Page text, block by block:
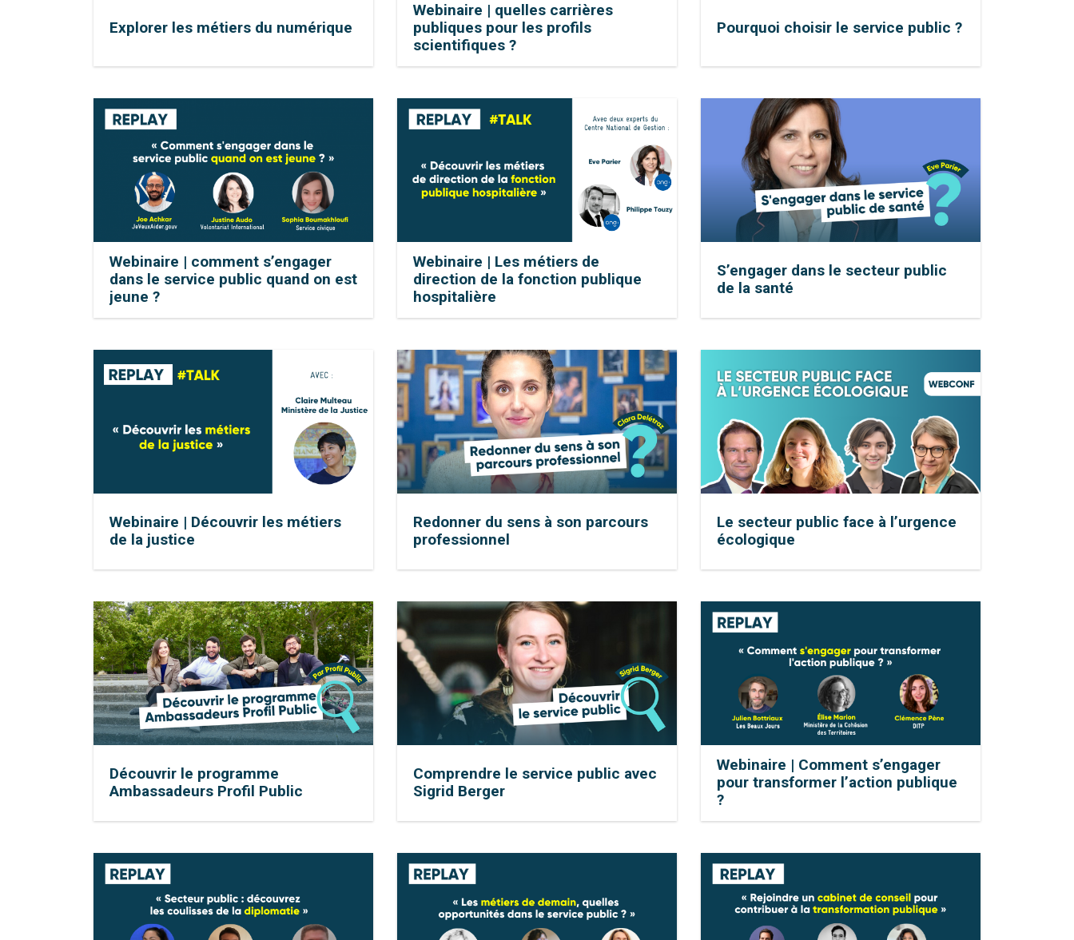
Explorer les métiers du numérique
Webinaire | quelles carrières
publiques pour les profils
scientifiques ?
Pourquoi choisir le service public ?
Webinaire | comment s’engager
dans le service public quand on est
jeune ?
Webinaire | Les métiers de
direction de la fonction publique
hospitalière
S’engager dans le secteur public
de la santé
Webinaire | Découvrir les métiers
de la justice
Redonner du sens à son parcours
professionnel
Le secteur public face à l’urgence
écologique
Découvrir le programme
Ambassadeurs Profil Public
Comprendre le service public avec
Sigrid Berger
Webinaire | Comment s’engager
pour transformer l’action publique
?